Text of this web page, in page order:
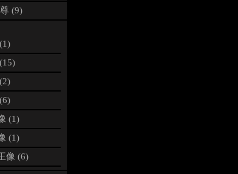
(9)
(1)
(1)
像 (6)